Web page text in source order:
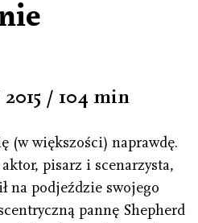
/ 104 min
(w większości) naprawdę.
pisarz i scenarzysta,
na podjeździe swojego
pannę Shepherd